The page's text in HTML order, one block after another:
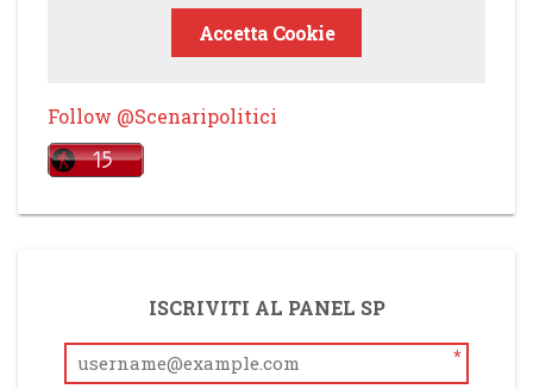
Accetta Cookie
Follow @Scenaripolitici
ISCRIVITI AL PANEL SP
*